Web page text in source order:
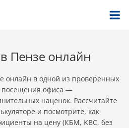
Пензе онлайн
онлайн в одной из проверенных
посещения офиса —
наценок. Рассчитайте
и посмотрите, как
на цену (КБМ, КВС, без